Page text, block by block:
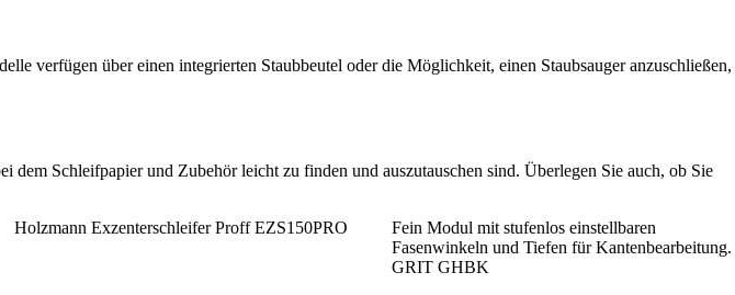
verfügen über einen integrierten Staubbeutel oder die Möglichkeit, einen Staubsauger anzuschließen,
Schleifpapier und Zubehör leicht zu finden und auszutauschen sind. Überlegen Sie auch, ob Sie
Holzmann Exzenterschleifer Proff EZS150PRO
Fein Modul mit stufenlos einstellbaren
Fasenwinkeln und Tiefen für Kantenbearbeitung.
GRIT GHBK